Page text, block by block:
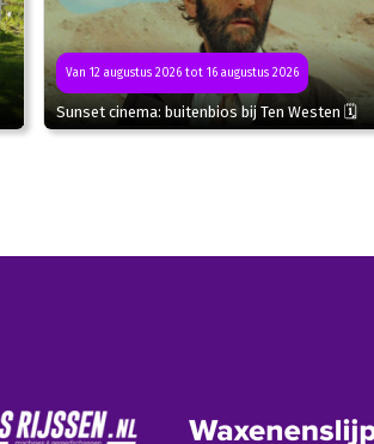
Van 12 augustus 2026 tot 16 augustus 2026
Sunset cinema: buitenbios bij Ten Westen 🗓